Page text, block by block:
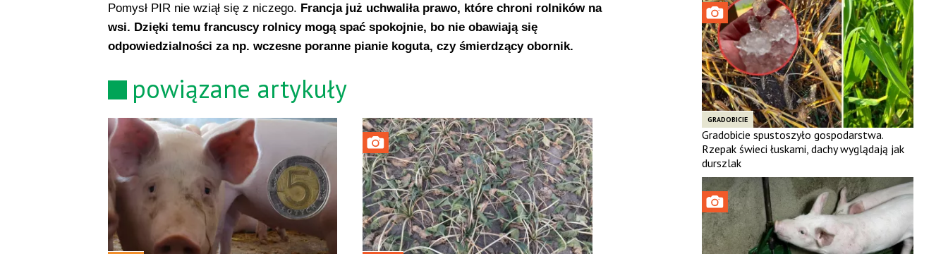
Pomysł PIR nie wziął się z niczego. Francja już uchwaliła prawo, które chroni rolników na
wsi. Dzięki temu francuscy rolnicy mogą spać spokojnie, bo nie obawiają się
odpowiedzialności za np. wczesne poranne pianie koguta, czy śmierdzący obornik.
powiązane artykuły
GRADOBICIE
Gradobicie spustoszyło gospodarstwa.
Rzepak świeci łuskami, dachy wyglądają jak
durszlak